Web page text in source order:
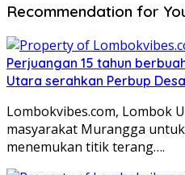
Recommendation for
Perjuangan 15 tahun
Utara serahkan Perbup
Lombokvibes.com, Lombok
masyarakat Murangga
menemukan titik terang….